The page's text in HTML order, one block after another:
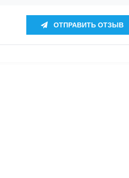
ОТПРАВИТЬ ОТЗЫВ